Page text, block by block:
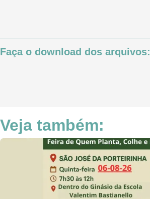
Faça o download dos arquivos:
Veja também: